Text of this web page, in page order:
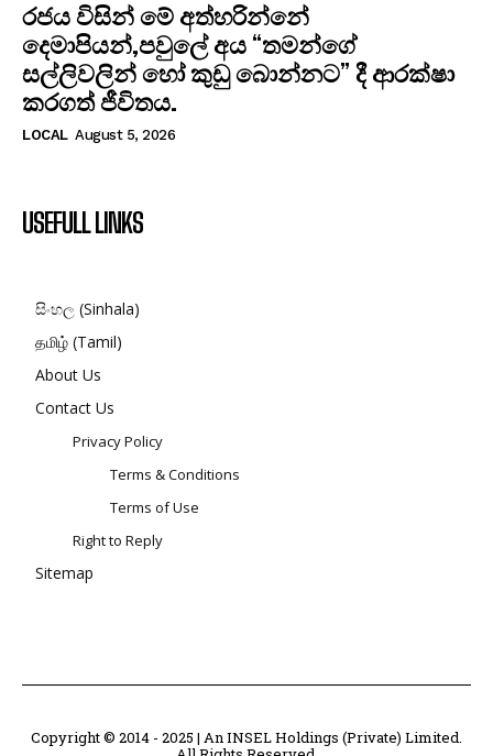
රජය විසින් මේ අත්හරින්නේ
දෙමාපියන්,පවුලේ අය “තමන්ගේ
සල්ලිවලින් හෝ කුඩු බොන්නට” දී ආරක්ෂා
කරගත් ජීවිතය.
LOCAL August 5, 2026
USEFULL LINKS
සිංහල (Sinhala)
தமிழ் (Tamil)
About Us
Contact Us
Privacy Policy
Terms & Conditions
Terms of Use
Right to Reply
Sitemap
Copyright © 2014 - 2025 | An INSEL Holdings (Private) Limited.